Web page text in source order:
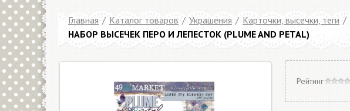
Главная / Каталог товаров / Украшения / Карточки, высечки, теги /
НАБОР ВЫСЕЧЕК ПЕРО И ЛЕПЕСТОК (PLUME AND PETAL)
Рейтинг